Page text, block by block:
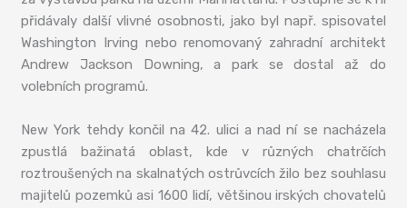
přidávaly další vlivné osobnosti, jako byl např. spisovatel
Washington Irving nebo renomovaný zahradní architekt
Andrew Jackson Downing, a park se dostal až do
volebních programů.
New York tehdy končil na 42. ulici a nad ní se nacházela
zpustlá bažinatá oblast, kde v různých chatrčích
roztroušených na skalnatých ostrůvcích žilo bez souhlasu
majitelů pozemků asi 1600 lidí, většinou irských chovatelů